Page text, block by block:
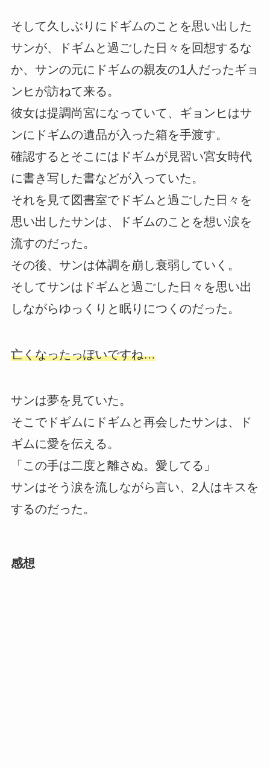
そして久しぶりにドギムのことを思い出した
サンが、ドギムと過ごした日々を回想するな
か、サンの元にドギムの親友の1人だったギョ
ンヒが訪ねて来る。
彼女は提調尚宮になっていて、ギョンヒはサ
ンにドギムの遺品が入った箱を手渡す。
確認するとそこにはドギムが見習い宮女時代
に書き写した書などが入っていた。
それを見て図書室でドギムと過ごした日々を
思い出したサンは、ドギムのことを想い涙を
流すのだった。
その後、サンは体調を崩し衰弱していく。
そしてサンはドギムと過ごした日々を思い出
しながらゆっくりと眠りにつくのだった。
亡くなったっぽいですね…
サンは夢を見ていた。
そこでドギムにドギムと再会したサンは、ド
ギムに愛を伝える。
「この手は二度と離さぬ。愛してる」
サンはそう涙を流しながら言い、2人はキスを
するのだった。
感想